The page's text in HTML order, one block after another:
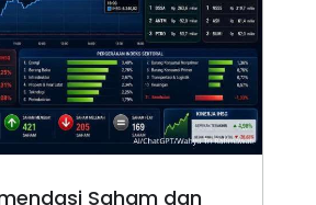
Saham dan